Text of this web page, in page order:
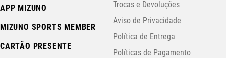
APP MIZUNO
MIZUNO SPORTS MEMBER
CARTÃO PRESENTE
Trocas e Devoluções
Aviso de Privacidade
Política de Entrega
Políticas de Pagamento